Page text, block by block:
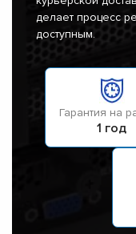
делает процесс
доступным.
Гарантия на
1 год